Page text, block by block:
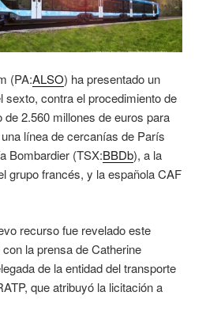
(PA:ALSO) ha presentado un
sexto, contra el procedimiento de
2.560 millones de euros para
línea de cercanías de París
Bombardier (TSX:BBDb), a la
grupo francés, y la española CAF
recurso fue revelado este
la prensa de Catherine
de la entidad del transporte
que atribuyó la licitación a